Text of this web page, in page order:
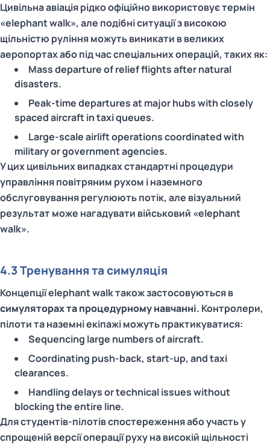
Цивільна авіація рідко офіційно використовує термін
«elephant walk», але подібні ситуації з високою
щільністю руління можуть виникати в великих
аеропортах або під час спеціальних операцій, таких як:
Mass departure of relief flights after natural
disasters.
Peak‑time departures at major hubs with closely
spaced aircraft in taxi queues.
Large‑scale airlift operations coordinated with
military or government agencies.
У цих цивільних випадках стандартні процедури
управління повітряним рухом і наземного
обслуговування регулюють потік, але візуальний
результат може нагадувати військовий «elephant
walk».
4.3 Тренування та симуляція
Концепції elephant walk також застосовуються в
симуляторах та процедурному навчанні. Контролери,
пілоти та наземні екіпажі можуть практикуватися:
Sequencing large numbers of aircraft.
Coordinating push‑back, start‑up, and taxi
clearances.
Handling delays or technical issues without
blocking the entire line.
Для студентів-пілотів спостереження або участь у
спрощеній версії операції руху на високій щільності